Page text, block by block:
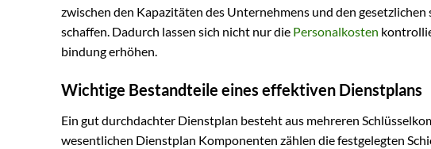
zwischen den Kapazitäten des Unternehmens und den
schaffen. Dadurch lassen sich nicht nur die Personalkosten
bindung erhöhen.
Wichtige Bestandteile eines effektiven Dienstplans
Ein gut durchdachter Dienstplan besteht aus mehreren
wesentlichen Dienstplan Komponenten zählen die festgelegten